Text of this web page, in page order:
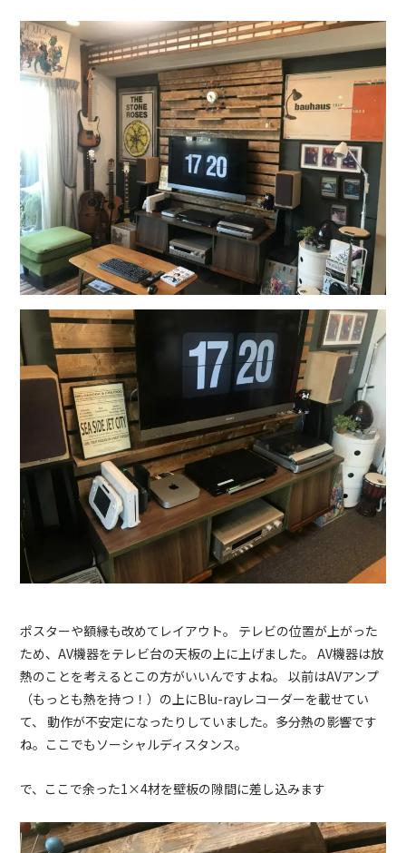
ポスターや額縁も改めてレイアウト。 テレビの位置が上がった
ため、AV機器をテレビ台の天板の上に上げました。 AV機器は放
熱のことを考えるとこの方がいいんですよね。 以前はAVアンプ
（もっとも熱を持つ！）の上にBlu-rayレコーダーを載せてい
て、 動作が不安定になったりしていました。多分熱の影響です
ね。ここでもソーシャルディスタンス。
で、ここで余った1×4材を壁板の隙間に差し込みます